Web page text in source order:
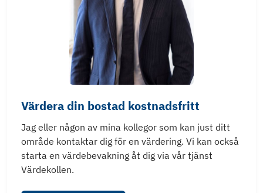
Värdera din bostad kostnadsfritt
Jag eller någon av mina kollegor som kan just ditt
område kontaktar dig för en värdering. Vi kan också
starta en värdebevakning åt dig via vår tjänst
Värdekollen.